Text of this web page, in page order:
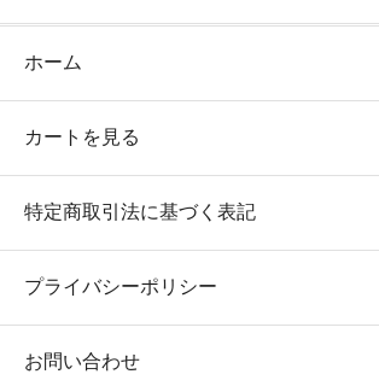
ホーム
カートを見る
特定商取引法に基づく表記
プライバシーポリシー
お問い合わせ